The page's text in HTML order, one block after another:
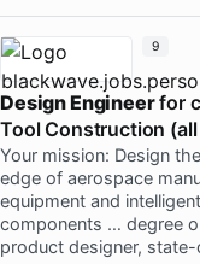
Design Engineerfor
Tool Construction
Your mission: Design
edge of aerospace
equipment and
components … degree
product designer,
9